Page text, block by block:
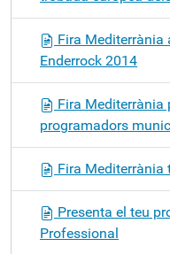
Fira Mediterrània
Enderrock 2014
Fira Mediterrània
programadors
Fira Mediterrània
Presenta el teu
Professional